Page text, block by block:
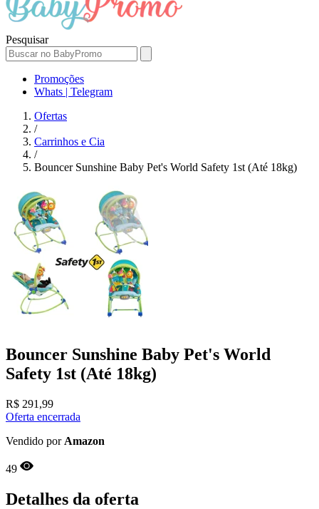
Pesquisar
Promoções
Whats | Telegram
Ofertas
/
Carrinhos e Cia
/
Bouncer Sunshine Baby Pet's World Safety 1st (Até 18kg)
Bouncer Sunshine Baby Pet's World
Safety 1st (Até 18kg)
R$ 291,99
Oferta encerrada
Vendido por Amazon
49
Detalhes da oferta